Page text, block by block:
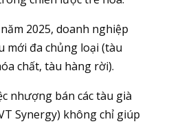
2025, doanh nghiệp
mới đa chủng loại (tàu
chất, tàu hàng rời).
nhượng bán các tàu già
Synergy) không chỉ giúp